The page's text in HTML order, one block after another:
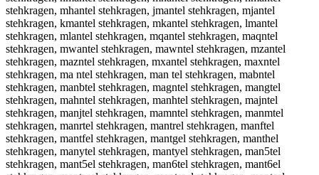
stehkragen, mhantel stehkragen, jmantel stehkragen, mjantel
stehkragen, kmantel stehkragen, mkantel stehkragen, lmantel
stehkragen, mlantel stehkragen, mqantel stehkragen, maqntel
stehkragen, mwantel stehkragen, mawntel stehkragen, mzantel
stehkragen, mazntel stehkragen, mxantel stehkragen, maxntel
stehkragen, ma ntel stehkragen, man tel stehkragen, mabntel
stehkragen, manbtel stehkragen, magntel stehkragen, mangtel
stehkragen, mahntel stehkragen, manhtel stehkragen, majntel
stehkragen, manjtel stehkragen, mamntel stehkragen, manmtel
stehkragen, manrtel stehkragen, mantrel stehkragen, manftel
stehkragen, mantfel stehkragen, mantgel stehkragen, manthel
stehkragen, manytel stehkragen, mantyel stehkragen, man5tel
stehkragen, mant5el stehkragen, man6tel stehkragen, mant6el